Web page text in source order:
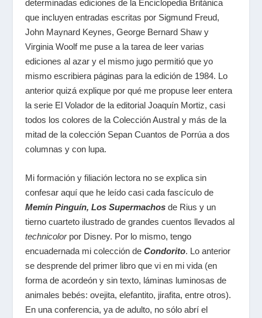
determinadas ediciones de la Enciclopedia Británica
que incluyen entradas escritas por Sigmund Freud,
John Maynard Keynes, George Bernard Shaw y
Virginia Woolf me puse a la tarea de leer varias
ediciones al azar y el mismo jugo permitió que yo
mismo escribiera páginas para la edición de 1984. Lo
anterior quizá explique por qué me propuse leer entera
la serie El Volador de la editorial Joaquín Mortiz, casi
todos los colores de la Colección Austral y más de la
mitad de la colección Sepan Cuantos de Porrúa a dos
columnas y con lupa.
Mi formación y filiación lectora no se explica sin
confesar aquí que he leído casi cada fascículo de
Memín Pinguín, Los Supermachosde Rius y un
tierno cuarteto ilustrado de grandes cuentos llevados al
technicolorpor Disney. Por lo mismo, tengo
encuadernada mi colección de Condorito. Lo anterior
se desprende del primer libro que vi en mi vida (en
forma de acordeón y sin texto, láminas luminosas de
animales bebés: ovejita, elefantito, jirafita, entre otros).
En una conferencia, ya de adulto, no sólo abrí el